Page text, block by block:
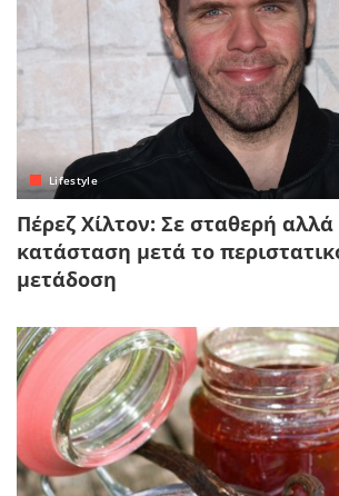
Lifestyle
Πέρεζ Χίλτον: Σε σταθερή
κατάσταση μετά το
μετάδοση